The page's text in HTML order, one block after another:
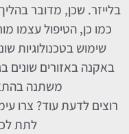
בלייזר. שכן, מדובר
כמו כן, הטיפול עצמו
שימוש בטכנולוגיות
באקנה באזורים שונים
משתנה
רוצים לדעת עוד? צרו
לתת